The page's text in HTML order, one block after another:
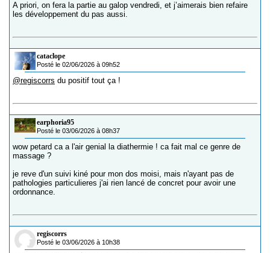
A priori, on fera la partie au galop vendredi, et j’aimerais bien refaire
les développement du pas aussi.
cataclope
Posté le 02/06/2026 à 09h52
@regiscorrs du positif tout ça !
earphoria95
Posté le 03/06/2026 à 08h37
wow petard ca a l'air genial la diathermie ! ca fait mal ce genre de
massage ?
je reve d'un suivi kiné pour mon dos moisi, mais n'ayant pas de
pathologies particulieres j'ai rien lancé de concret pour avoir une
ordonnance.
regiscorrs
Posté le 03/06/2026 à 10h38